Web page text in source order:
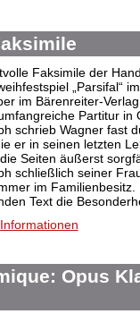
Faksimile der
„Parsifal“
im Bärenreiter-
Partitur in
schrieb Wagner fast
er in seinen letzten
Seiten äußerst
schließlich seiner
im
Text die
Opus